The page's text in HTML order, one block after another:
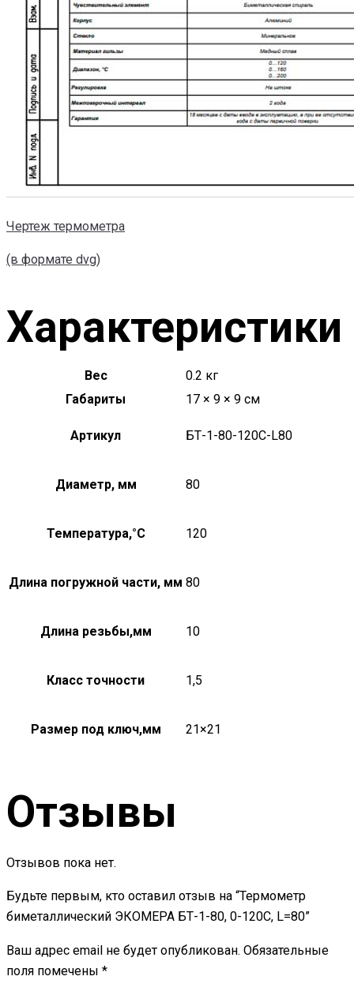
Чертеж термометра
(в формате dvg)
Характеристики
Вес
0.2 кг
Габариты
17 × 9 × 9 см
Артикул БТ-1-80-120С-L80
Диаметр, мм 80
Температура,°C 120
Длина погружной части, мм 80
Длина резьбы,мм 10
Класс точности 1,5
Размер под ключ,мм 21×21
Отзывы
Отзывов пока нет.
Будьте первым, кто оставил отзыв на “Термометр
биметаллический ЭКОМЕРА БТ-1-80, 0-120С, L=80”
Ваш адрес email не будет опубликован. Обязательные
поля помечены *